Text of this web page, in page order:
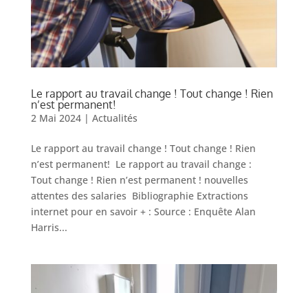
Le rapport au travail change ! Tout change ! Rien
n’est permanent!
2 Mai 2024| Actualités
Le rapport au travail change ! Tout change ! Rien
n’est permanent! Le rapport au travail change :
Tout change ! Rien n’est permanent ! nouvelles
attentes des salaries Bibliographie Extractions
internet pour en savoir + : Source : Enquête Alan
Harris...